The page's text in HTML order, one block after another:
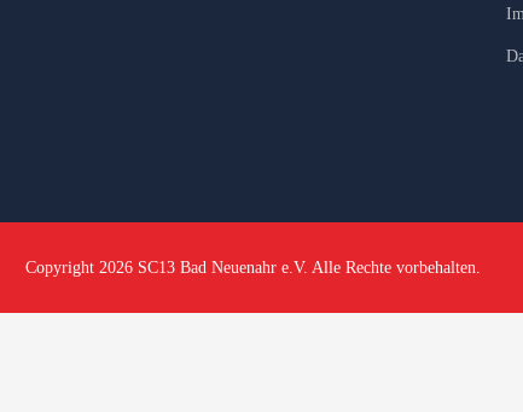
Copyright 2026 SC13 Bad Neuenahr e.V. Alle Rechte vorbehalten.